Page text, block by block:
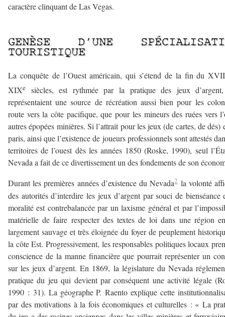
caractère clinquant de Las Vegas.
GENÈSE D’UNE
TOURISTIQUE
La conquête de l’Ouest américain, qui s’étend de la fin du XVII
XIXe siècles, est rythmée par la pratique des jeux
représentaient une source de récréation aussi bien pour les
route vers la côte pacifique, que pour les mineurs des ruées vers
autres épopées minières. Si l’attrait pour les jeux (de cartes, de dés)
paris, ainsi que l’existence de joueurs professionnels sont attestés
territoires de l’ouest dès les années 1850 (Roske, 1990), seul
Nevada a fait de ce divertissement un des fondements de son
Durant les premières années d’existence du Nevada2la volonté
des autorités d’interdire les jeux d’argent par souci de bienséance
moralité est contrebalancée par un laxisme général et par
matérielle de faire respecter des textes de loi dans une région
largement sauvage et très éloignée du foyer de peuplement
la côte Est. Progressivement, les responsables politiques locaux
conscience de la manne financière que pourrait représenter un
sur les jeux d’argent. En 1869, la législature du Nevada
pratique du jeu qui devient par conséquent une activité légale
1990 : 31). La géographe P. Raento explique cette
par des motivations à la fois économiques et culturelles : « La